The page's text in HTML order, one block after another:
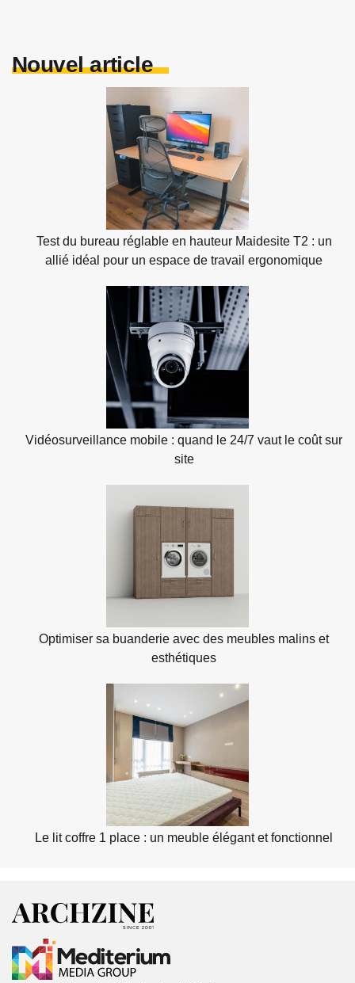
Nouvel article
Test du bureau réglable en hauteur Maidesite T2 : un
allié idéal pour un espace de travail ergonomique
Vidéosurveillance mobile : quand le 24/7 vaut le coût sur
site
Optimiser sa buanderie avec des meubles malins et
esthétiques
Le lit coffre 1 place : un meuble élégant et fonctionnel